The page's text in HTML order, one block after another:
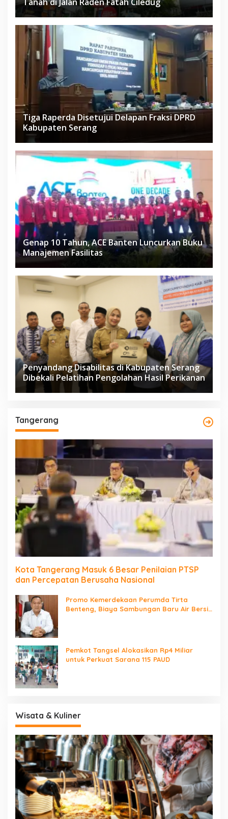
Tanah di Jalan Raden Fatah Ciledug
Tiga Raperda Disetujui Delapan Fraksi DPRD
Kabupaten Serang
Genap 10 Tahun, ACE Banten Luncurkan Buku
Manajemen Fasilitas
Penyandang Disabilitas di Kabupaten Serang
Dibekali Pelatihan Pengolahan Hasil Perikanan
Tangerang
Kota Tangerang Masuk 6 Besar Penilaian PTSP
dan Percepatan Berusaha Nasional
Promo Kemerdekaan Perumda Tirta
Benteng, Biaya Sambungan Baru Air Bersih
Pemkot Tangsel Alokasikan Rp4 Miliar
untuk Perkuat Sarana 115 PAUD
Wisata & Kuliner